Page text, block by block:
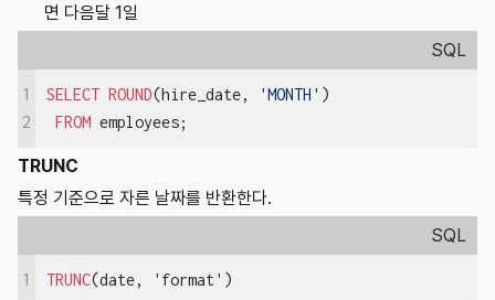
면 다음달 1일
SQL
1
2
SELECT ROUND(hire_date, 'MONTH' )
FROM employees;
TRUNC
특정 기준으로 자른 날짜를 반환한다.
SQL
1 TRUNC(date, 'format')